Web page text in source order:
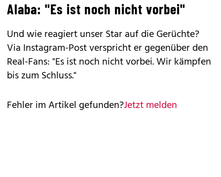
Alaba: "Es ist noch nicht vorbei"
Und wie reagiert unser Star auf die Gerüchte?
Via Instagram-Post verspricht er gegenüber den
Real-Fans: "Es ist noch nicht vorbei. Wir kämpfen
bis zum Schluss."
Fehler im Artikel gefunden?Jetzt melden